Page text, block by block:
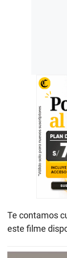
Te contamos
este filme